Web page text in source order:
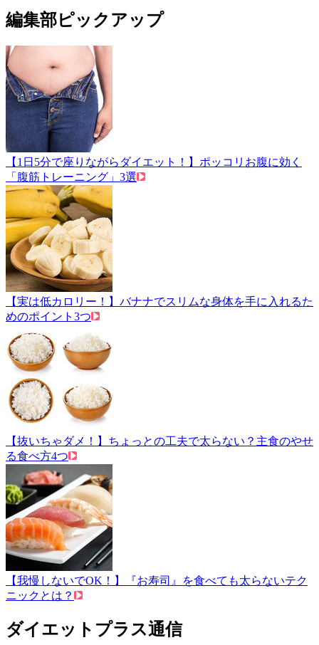
編集部ピックアップ
【1日5分で座りながらダイエット！】ポッコリお腹に効く
「腹筋トレーニング」3選
【実は低カロリー！】バナナでスリムな身体を手に入れるた
めのポイント3つ
【抜いちゃダメ！】ちょっとの工夫で太らない？主食のやせ
る食べ方4つ
【我慢しないでOK！】『お寿司』を食べても太らないテク
ニックとは？
ダイエットプラス通信